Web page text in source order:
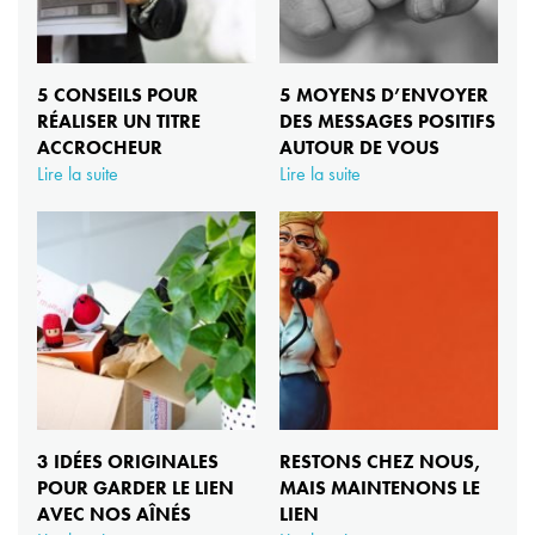
5 CONSEILS POUR
RÉALISER UN TITRE
ACCROCHEUR
Lire la suite
5 MOYENS D’ENVOYER
DES MESSAGES POSITIFS
AUTOUR DE VOUS
Lire la suite
3 IDÉES ORIGINALES
POUR GARDER LE LIEN
AVEC NOS AÎNÉS
RESTONS CHEZ NOUS,
MAIS MAINTENONS LE
LIEN